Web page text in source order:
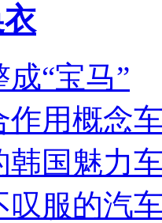
“宝马”
作用概念
韩国魅力
叹服的汽